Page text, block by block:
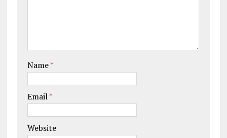
Name*
Email*
Website